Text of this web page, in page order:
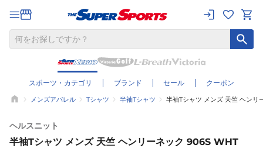
スポーツ・カテゴリ ブランド セール クーポン
メンズアパレル Tシャツ 半袖Tシャツ 半袖Tシャツ メンズ 天竺 ヘン
ヘルスニット
半袖Tシャツ メンズ 天竺 ヘンリーネック 906S WHT